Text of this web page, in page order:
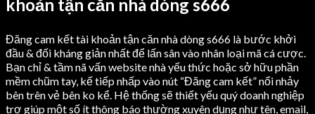
khoản tận căn nhà dòng s666
Đăng cam kết tài khoản tận căn nhà dòng s666 là bước khởi
đầu & đối kháng giản nhất để lấn sân vào nhân loại mã cá cược.
Bạn chỉ & tầm nã vấn website nhà yếu thức hoặc sở hữu phần
mềm chũm tay, kế tiếp nhấp vào nút “Đăng cam kết” nổi nhảy
bên trên vẻ bên ko kể. Hệ thống sẽ thiết yếu quý doanh nghiệp
trợ giúp một số ít thông báo thường xuyên dụng như tên, email,